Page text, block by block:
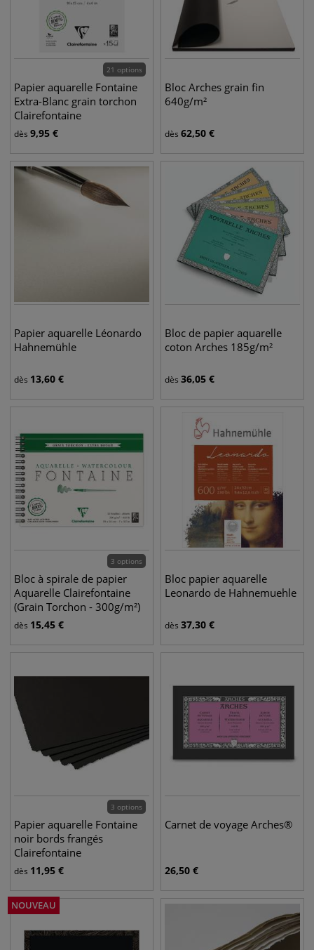
21 options
Papier aquarelle Fontaine
Extra-Blanc grain torchon
Clairefontaine
dès 9,95 €
Bloc Arches grain fin
640g/m²
dès 62,50 €
Papier aquarelle Léonardo
Hahnemühle
dès 13,60 €
Bloc de papier aquarelle
coton Arches 185g/m²
dès 36,05 €
3 options
Bloc à spirale de papier
Aquarelle Clairefontaine
(Grain Torchon - 300g/m²)
dès 15,45 €
Bloc papier aquarelle
Leonardo de Hahnemuehle
dès 37,30 €
3 options
Papier aquarelle Fontaine
noir bords frangés
Clairefontaine
dès 11,95 €
Carnet de voyage Arches®
26,50 €
NOUVEAU